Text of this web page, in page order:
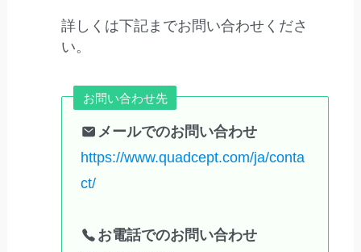
詳しくは下記までお問い合わせくださ
い。
お問い合わせ先
メールでのお問い合わせ
https://www.quadcept.com/ja/conta
ct/
お電話でのお問い合わせ